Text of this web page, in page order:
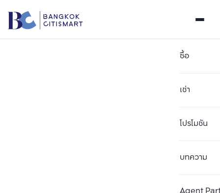
ซื้อ
เช่า
โปรโมชัน
บทความ